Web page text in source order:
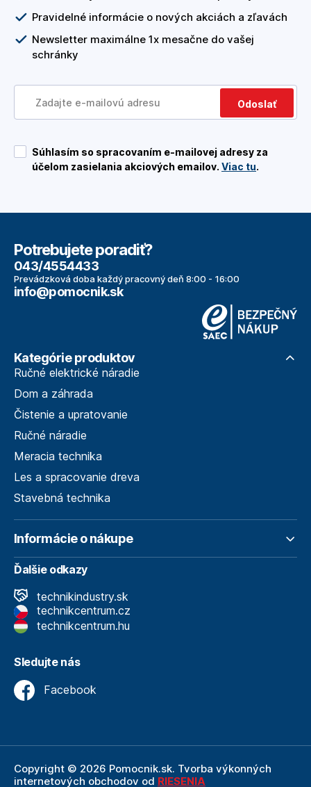
Pravidelné informácie o nových akciách a zľavách
Newsletter maximálne 1x mesačne do vašej
schránky
Odoslať
Súhlasím so spracovaním e-mailovej adresy za
účelom zasielania akciových emailov. Viac tu.
Potrebujete poradiť?
043/4554433
Prevádzková doba každý pracovný deň 8:00 - 16:00
info@pomocnik.sk
Kategórie produktov
Ručné elektrické náradie
Dom a záhrada
Čistenie a upratovanie
Ručné náradie
Meracia technika
Les a spracovanie dreva
Stavebná technika
Informácie o nákupe
Ďalšie odkazy
technikindustry.sk
technikcentrum.cz
technikcentrum.hu
Sledujte nás
Facebook
Copyright © 2026 Pomocnik.sk. Tvorba výkonných
internetových obchodov od RIESENIA